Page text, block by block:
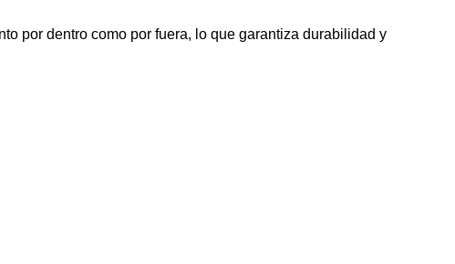
por dentro como por fuera, lo que garantiza durabilidad y